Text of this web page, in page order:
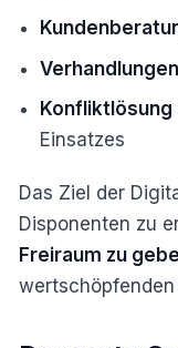
Verhandlungen
Konfliktlösung
Einsatzes
Das Ziel der
Disponenten zu
Freiraum zu